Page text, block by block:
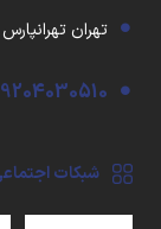
تهران
شبکات